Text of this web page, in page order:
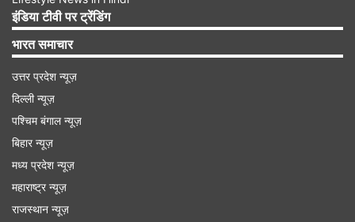
इंडिया टीवी पर ट्रेंडिंग
भारत समाचार
उत्तर प्रदेश न्यूज़
दिल्ली न्यूज़
पश्चिम बंगाल न्यूज़
बिहार न्यूज़
मध्य प्रदेश न्यूज़
महाराष्ट्र न्यूज़
राजस्थान न्यूज़